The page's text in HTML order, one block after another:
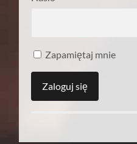
Zapamiętaj mnie